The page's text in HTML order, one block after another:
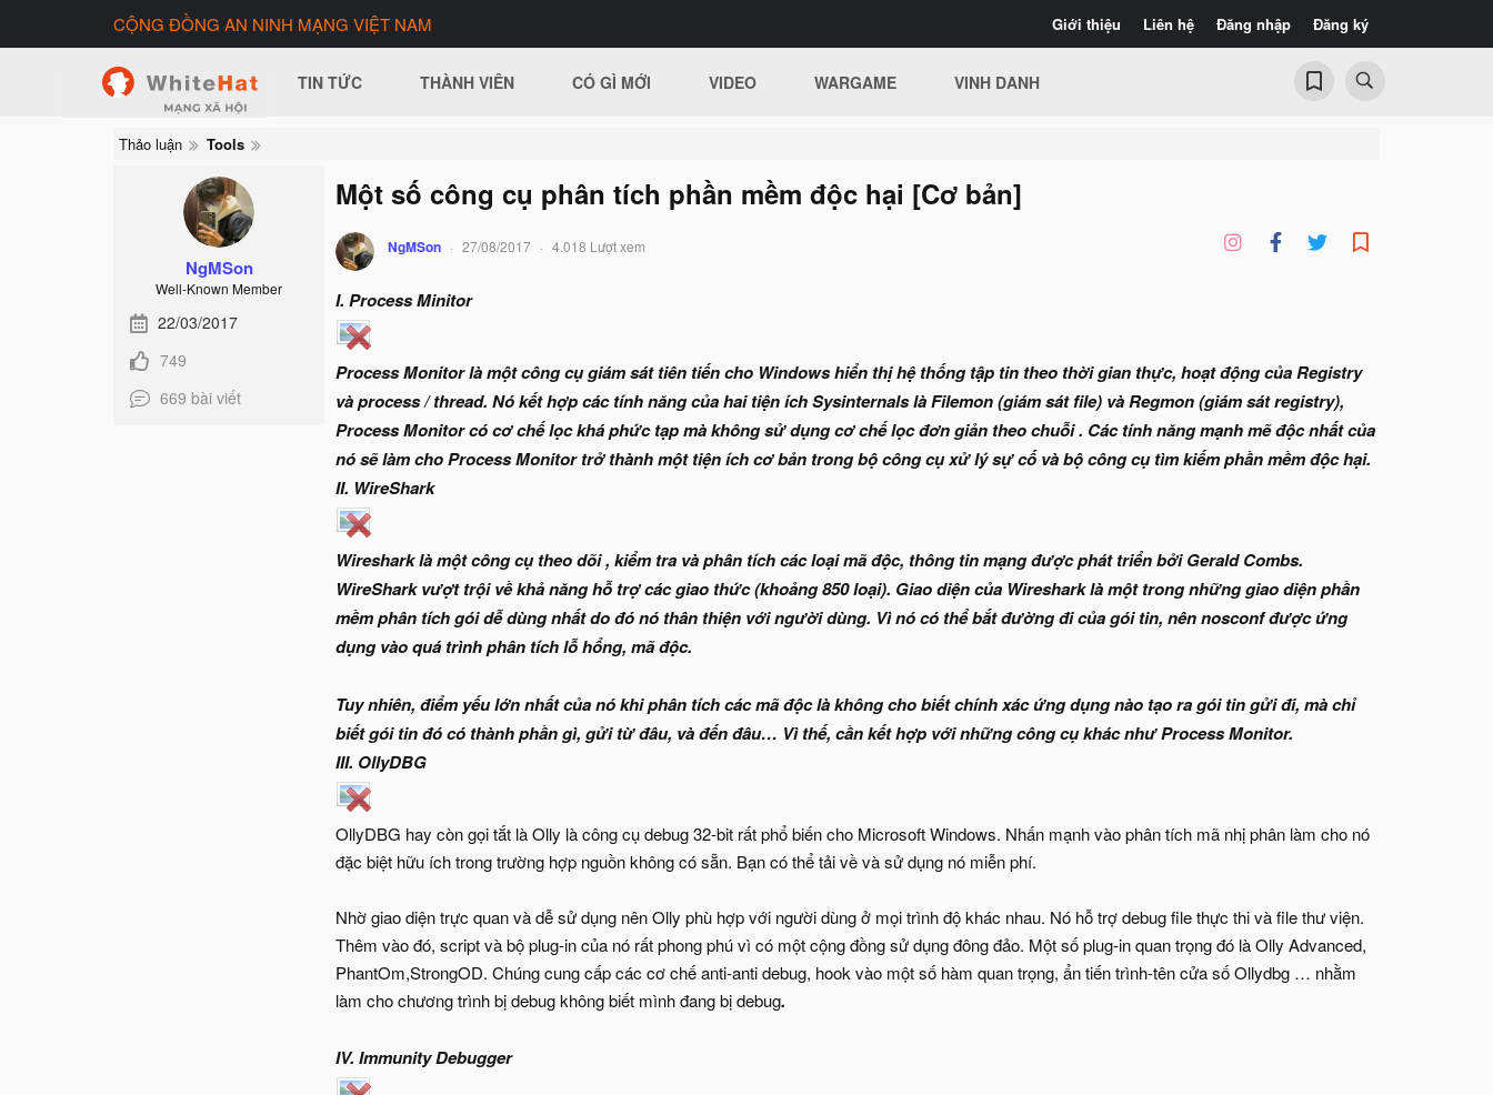
Giới thiệu Liên hệ Đăng nhập Đăng ký
CỘNG ĐỒNG AN NINH MẠNG VIỆT NAM
TIN TỨC THÀNH VIÊN CÓ GÌ MỚI VIDEO WARGAME VINH DANH
Thảo luận Tools
NgMSon
Well-Known Member
22/03/2017
749
669 bài viết
Một số công cụ phân tích phần mềm độc hại [Cơ bản]
NgMSon 27/08/2017 4.018 Lượt xem
I. Process Minitor
Process Monitor là một công cụ giám sát tiên tiến cho Windows hiển thị hệ thống tập tin theo thời gian thực, hoạt động của Registry
và process / thread. Nó kết hợp các tính năng của hai tiện ích Sysinternals là Filemon (giám sát file) và Regmon (giám sát registry),
Process Monitor có cơ chế lọc khá phức tạp mà không sử dụng cơ chế lọc đơn giản theo chuỗi . Các tính năng mạnh mẽ độc nhất của
nó sẽ làm cho Process Monitor trở thành một tiện ích cơ bản trong bộ công cụ xử lý sự cố và bộ công cụ tìm kiếm phần mềm độc hại.
II. WireShark
Wireshark là một công cụ theo dõi , kiểm tra và phân tích các loại mã độc, thông tin mạng được phát triển bởi Gerald Combs.
WireShark vượt trội về khả năng hỗ trợ các giao thức (khoảng 850 loại). Giao diện của Wireshark là một trong những giao diện phần
mềm phân tích gói dễ dùng nhất do đó nó thân thiện với người dùng. Vì nó có thể bắt đường đi của gói tin, nên nosconf được ứng
dụng vào quá trình phân tích lỗ hổng, mã độc.
Tuy nhiên, điểm yếu lớn nhất của nó khi phân tích các mã độc là không cho biết chính xác ứng dụng nào tạo ra gói tin gửi đi, mà chỉ
biết gói tin đó có thành phần gì, gửi từ đâu, và đến đâu… Vì thế, cần kết hợp với những công cụ khác như Process Monitor.
III. OllyDBG
OllyDBG hay còn gọi tắt là Olly là công cụ debug 32-bit rất phổ biến cho Microsoft Windows. Nhấn mạnh vào phân tích mã nhị phân làm cho nó
đặc biệt hữu ích trong trường hợp nguồn không có sẵn. Bạn có thể tải về và sử dụng nó miễn phí.
Nhờ giao diện trực quan và dễ sử dụng nên Olly phù hợp với người dùng ở mọi trình độ khác nhau. Nó hỗ trợ debug file thực thi và file thư viện.
Thêm vào đó, script và bộ plug-in của nó rất phong phú vì có một cộng đồng sử dụng đông đảo. Một số plug-in quan trọng đó là Olly Advanced,
PhantOm,StrongOD. Chúng cung cấp các cơ chế anti-anti debug, hook vào một số hàm quan trọng, ẩn tiến trình-tên cửa số Ollydbg … nhằm
làm cho chương trình bị debug không biết mình đang bị debug.
IV. Immunity Debugger